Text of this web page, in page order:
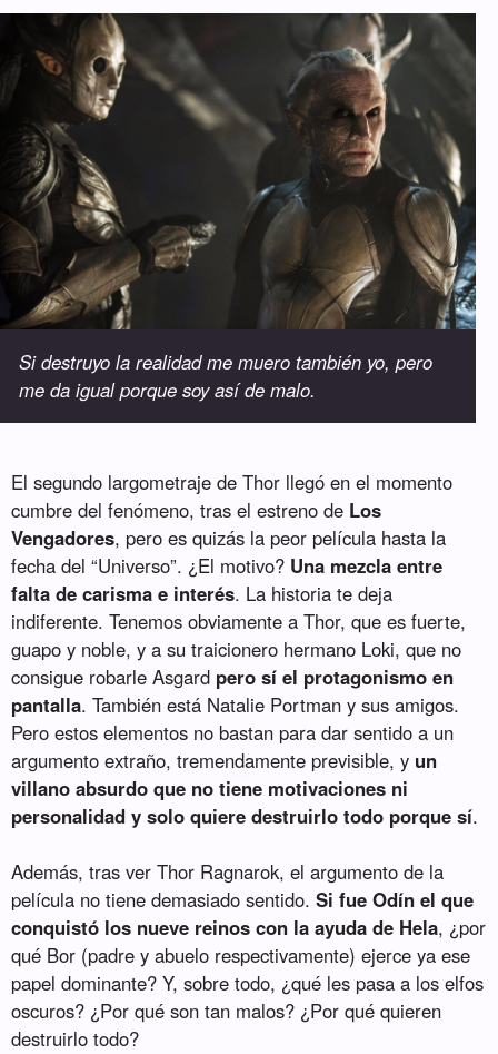
Si destruyo la realidad me muero también yo, pero
me da igual porque soy así de malo.
El segundo largometraje de Thor llegó en el momento
cumbre del fenómeno, tras el estreno de Los
Vengadores, pero es quizás la peor película hasta la
fecha del “Universo”. ¿El motivo? Una mezcla entre
falta de carisma e interés. La historia te deja
indiferente. Tenemos obviamente a Thor, que es fuerte,
guapo y noble, y a su traicionero hermano Loki, que no
consigue robarle Asgard pero sí el protagonismo en
pantalla. También está Natalie Portman y sus amigos.
Pero estos elementos no bastan para dar sentido a un
argumento extraño, tremendamente previsible, y un
villano absurdo que no tiene motivaciones ni
personalidad y solo quiere destruirlo todo porque sí.
Además, tras ver Thor Ragnarok, el argumento de la
película no tiene demasiado sentido.Si fue Odín el que
conquistó los nueve reinos con la ayuda de Hela, ¿por
qué Bor (padre y abuelo respectivamente) ejerce ya ese
papel dominante? Y, sobre todo, ¿qué les pasa a los elfos
oscuros? ¿Por qué son tan malos? ¿Por qué quieren
destruirlo todo?